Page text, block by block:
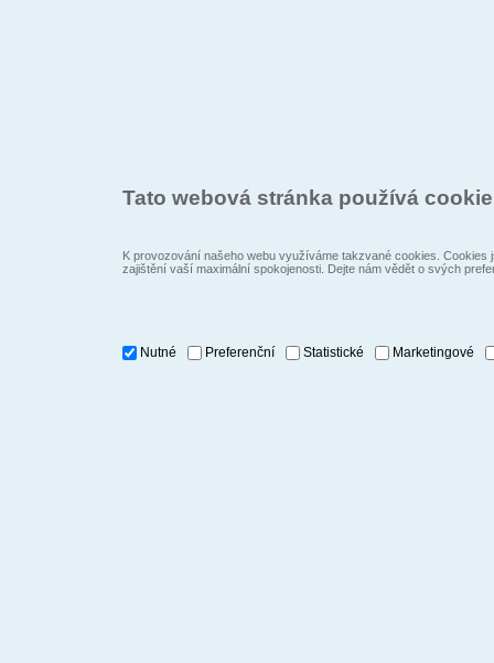
Tato webová stránka používá
K provozování našeho webu využíváme takzvané cookies.
zajištění vaší maximální spokojenosti. Dejte nám vědět o svých
Nutné Preferenční Statistické Marketingové